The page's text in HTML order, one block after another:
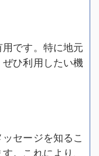
です。特に地元
ひ利用したい機
セージを知るこ
。これにより、